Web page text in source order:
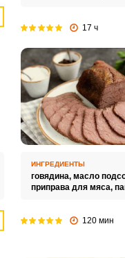
17 ч
ИНГРЕДИЕНТЫ
говядина, масло
приправа для мяса,
120 мин